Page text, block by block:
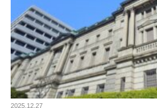
2025.12.27